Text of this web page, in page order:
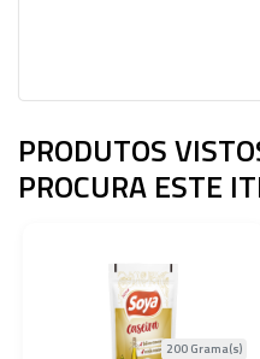
PRODUTOS
PROCURA ESTE
200 Grama(s)